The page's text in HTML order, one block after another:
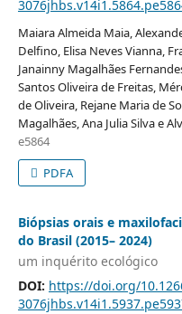
Maiara Almeida Maia,
Delfino, Elisa Neves Vianna,
Janainny Magalhães
Santos Oliveira de Freitas,
de Oliveira, Rejane Maria de
Magalhães, Ana Julia Silva e
e5864
PDFA
Biópsias orais e
do Brasil (2015– 2024)
um inquérito ecológico
DOI: https://doi.org/